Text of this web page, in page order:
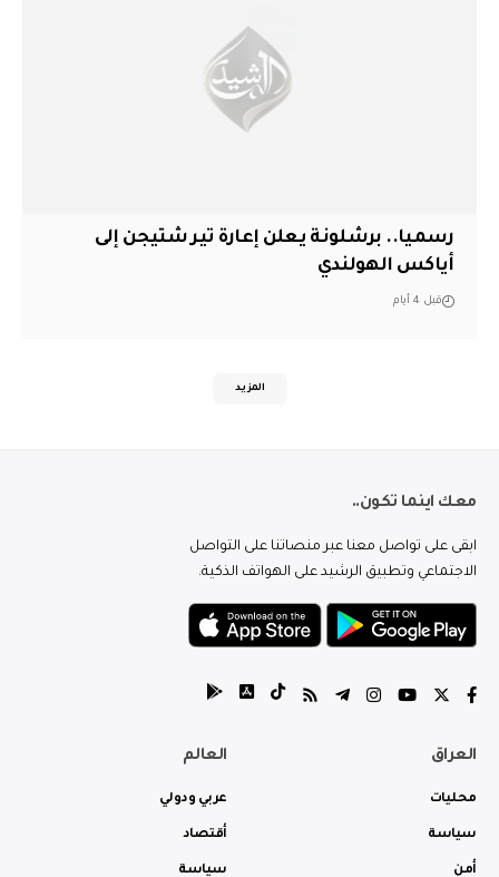
رسميا.. برشلونة يعلن إعارة تير شتيجن إلى
أياكس الهولندي
قبل 4 أيام
المزيد
معك اينما تكون..
ابقى على تواصل معنا عبر منصاتنا على التواصل
الاجتماعي وتطبيق الرشيد على الهواتف الذكية.
العراق
محليات
سياسة
أمن
العالم
عربي ودولي
أقتصاد
سياسة